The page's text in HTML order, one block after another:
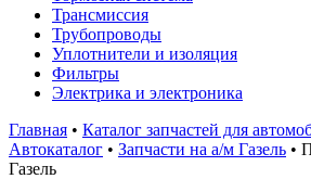
Трансмиссия
Трубопроводы
Уплотнители и изоляция
Фильтры
Электрика и электроника
Главная • Каталог запчастей для
Автокаталог • Запчасти на а/м Газель •
Газель